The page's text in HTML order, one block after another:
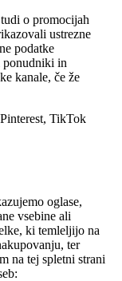
o promocijah
ustrezne
podatke
ponudniki in
kanale, če že
TikTok
oglase,
vsebine ali
ki temleljijo na
ter
na tej spletni strani